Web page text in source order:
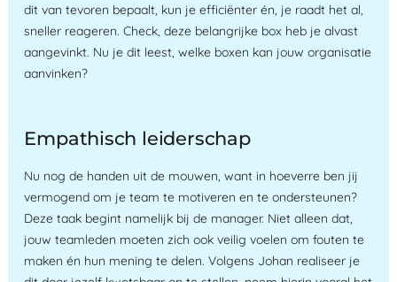
dit van tevoren bepaalt, kun je efficiënter én, je raadt het al,
sneller reageren. Check, deze belangrijke box heb je alvast
aangevinkt. Nu je dit leest, welke boxen kan jouw organisatie
aanvinken?
Empathisch leiderschap
Nu nog de handen uit de mouwen, want in hoeverre ben jij
vermogend om je team te motiveren en te ondersteunen?
Deze taak begint namelijk bij de manager. Niet alleen dat,
jouw teamleden moeten zich ook veilig voelen om fouten te
maken én hun mening te delen. Volgens Johan realiseer je